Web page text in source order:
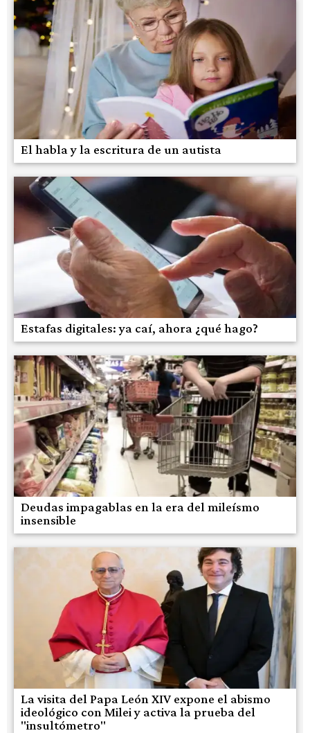
El habla y la escritura de un autista
Estafas digitales: ya caí, ahora ¿qué hago?
Deudas impagablas en la era del mileísmo
insensible
La visita del Papa León XIV expone el abismo
ideológico con Milei y activa la prueba del
"insultómetro"